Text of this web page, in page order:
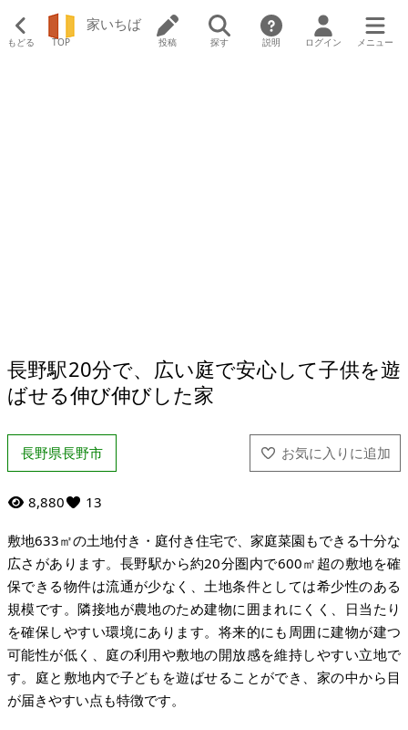
もどる TOP
家いちば
投稿 探す 説明 ログイン メニュー
長野駅20分で、広い庭で安心して子供を遊
ばせる伸び伸びした家
長野県長野市
8,880 13
敷地633㎡の土地付き・庭付き住宅で、家庭菜園もできる十分な
広さがあります。長野駅から約20分圏内で600㎡超の敷地を確
保できる物件は流通が少なく、土地条件としては希少性のある
規模です。隣接地が農地のため建物に囲まれにくく、日当たり
を確保しやすい環境にあります。将来的にも周囲に建物が建つ
可能性が低く、庭の利用や敷地の開放感を維持しやすい立地で
す。庭と敷地内で子どもを遊ばせることができ、家の中から目
が届きやすい点も特徴です。